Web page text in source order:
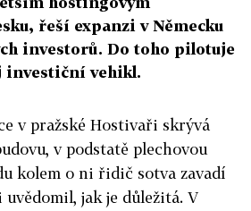
řeší expanzi v Německu
investorů. Do toho pilotuje
investiční vehikl.
v pražské Hostivaři skrývá
v podstatě plechovou
kolem o ni řidič sotva zavadí
uvědomil, jak je důležitá. V